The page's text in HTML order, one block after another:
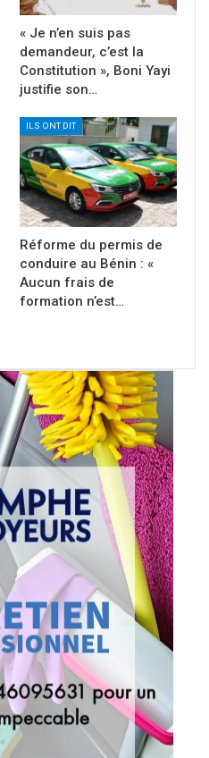
« Je n’en suis pas
demandeur, c’est la
Constitution », Boni Yayi
justifie son…
ILS ONT DIT
Réforme du permis de
conduire au Bénin : «
Aucun frais de
formation n’est…